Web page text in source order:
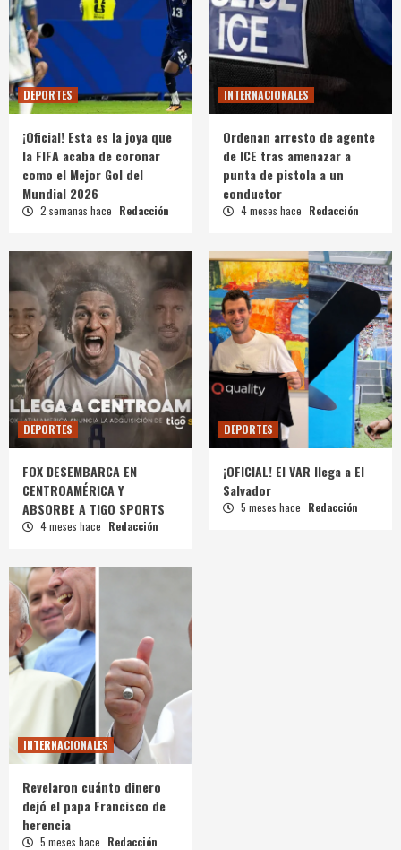
DEPORTES
¡Oficial! Esta es la joya que
la FIFA acaba de coronar
como el Mejor Gol del
Mundial 2026
2 semanas hace Redacción
INTERNACIONALES
Ordenan arresto de agente
de ICE tras amenazar a
punta de pistola a un
conductor
4 meses hace Redacción
DEPORTES
FOX DESEMBARCA EN
CENTROAMÉRICA Y
ABSORBE A TIGO SPORTS
4 meses hace Redacción
DEPORTES
¡OFICIAL! El VAR llega a El
Salvador
5 meses hace Redacción
INTERNACIONALES
Revelaron cuánto dinero
dejó el papa Francisco de
herencia
5 meses hace Redacción